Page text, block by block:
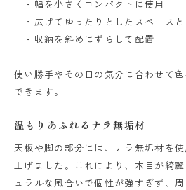
・幅を小さくコンパクトに使用
・広げてゆったりとしたスペースと
・収納を斜めにずらして配置
使い勝手やその日の気分に合わせて
できます。
温もりあふれるナラ無垢材
天板や脚の部分には、ナラ無垢材を
上げました。これにより、木目が綺
ュラルな風合いで個性が強すぎず、